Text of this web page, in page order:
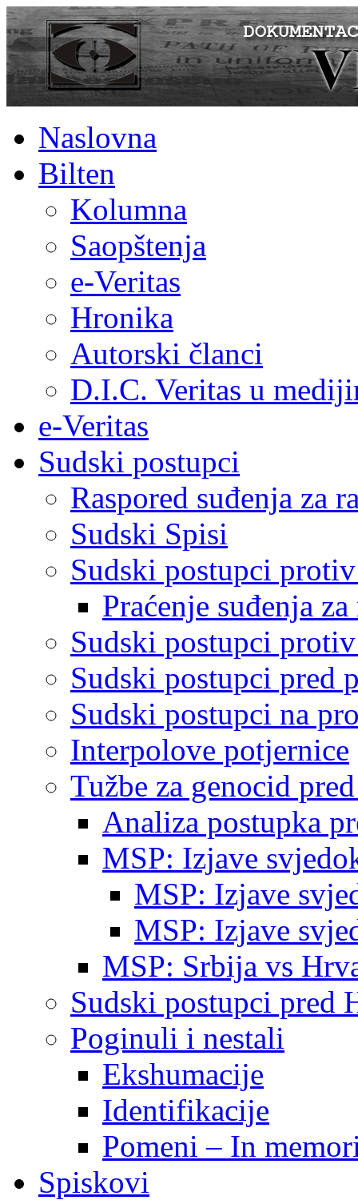
Naslovna
Bilten
Kolumna
Saopštenja
e-Veritas
Hronika
Autorski članci
D.I.C. Veritas u
e-Veritas
Sudski postupci
Raspored suđenja za
Sudski Spisi
Sudski postupci
Praćenje suđenja
Sudski postupci
Sudski postupci pred
Sudski postupci na
Interpolove potjernice
Tužbe za genocid
Analiza postupka
MSP: Izjave
MSP: Izjave
MSP: Izjave
MSP: Srbija vs
Sudski postupci pred
Poginuli i nestali
Ekshumacije
Identifikacije
Pomeni – In
Spiskovi